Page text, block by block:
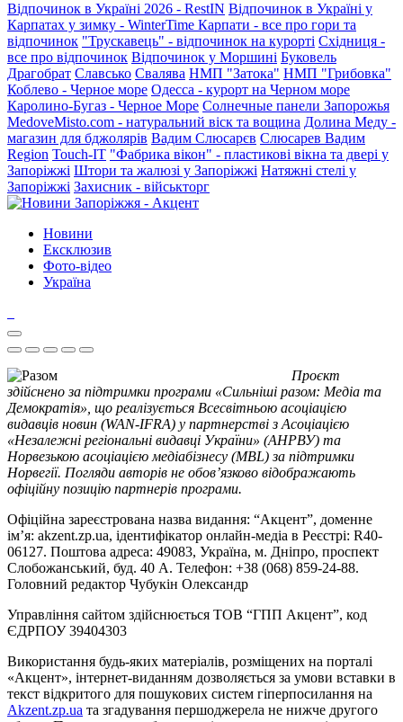
Відпочинок в Україні 2026 - RestIN Відпочинок в Україні у
Карпатах у зимку - WinterTime Карпати - все про гори та
відпочинок "Трускавець" - відпочинок на курорті Східниця -
все про відпочинок Відпочинок у Моршині Буковель
Драгобрат Славсько Свалява НМП "Затока" НМП "Грибовка"
Коблево - Черное море Одесса - курорт на Черном море
Каролино-Бугаз - Черное Море Солнечные панели Запорожья
MedoveMisto.com - натуральний віск та вощина Долина Меду -
магазин для бджолярів Вадим Слюсарєв Слюсарев Вадим
Region Touch-IT "Фабрика вікон" - пластикові вікна та двері у
Запоріжжі Штори та жалюзі у Запоріжжі Натяжні стелі у
Запоріжжі Захисник - військторг
Новини
Ексклюзив
Фото-відео
Україна
Проєкт
здійснено за підтримки програми «Сильніші разом: Медіа та
Демократія», що реалізується Всесвітньою асоціацією
видавців новин (WAN-IFRA) у партнерстві з Асоціацією
«Незалежні регіональні видавці України» (АНРВУ) та
Норвезькою асоціацією медіабізнесу (MBL) за підтримки
Норвегії. Погляди авторів не обов’язково відображають
офіційну позицію партнерів програми.
Офіційна зареєстрована назва видання: “Акцент”, доменне
ім’я: akzent.zp.ua, ідентифікатор онлайн-медіа в Реєстрі: R40-
06127. Поштова адреса: 49083, Україна, м. Дніпро, проспект
Слобожанський, буд. 40 А. Телефон: +38 (068) 859-24-88.
Головний редактор Чубукін Олександр
Управління сайтом здійснюється ТОВ “ГПП Акцент”, код
ЄДРПОУ 39404303
Використання будь-яких матеріалів, розміщених на порталі
«Акцент», інтернет-виданням дозволяється за умови вставки в
текст відкритого для пошукових систем гіперпосилання на
Akzent.zp.ua та згадування першоджерела не нижче другого